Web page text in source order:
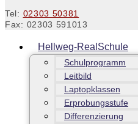
Tel: 02303 50381
Fax: 02303 591013
Hellweg-RealSchule
Schulprogramm
Leitbild
Laptopklassen
Erprobungsstufe
Differenzierung